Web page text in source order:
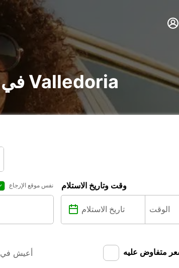
تأجير voiture و utilitaire في Valledoria
نفس موقع الإرجاع وقت وتاريخ الاستلام
أعيش في متفاوض عليه